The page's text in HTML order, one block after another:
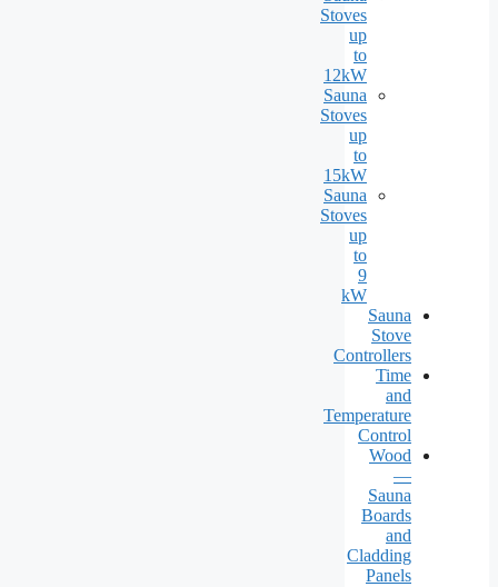
Stoves
up
to
12kW
Sauna
Stoves
up
to
15kW
Sauna
Stoves
up
to
9
kW
Sauna
Stove
Controllers
Time
and
Temperature
Control
Wood
—
Sauna
Boards
and
Cladding
Panels